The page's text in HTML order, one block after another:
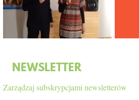
NEWSLETTER
Zarządzaj subskrypcjami newsletterów